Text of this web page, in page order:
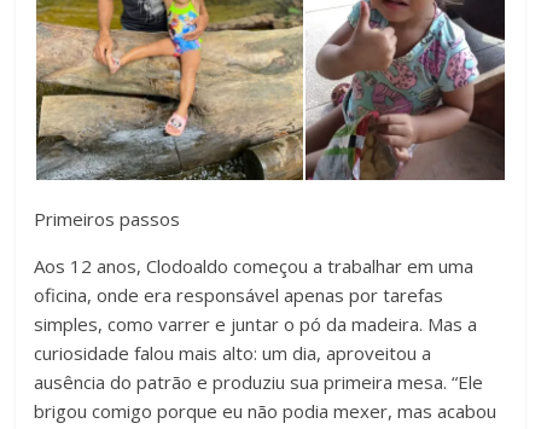
Primeiros passos
Aos 12 anos, Clodoaldo começou a trabalhar em uma
oficina, onde era responsável apenas por tarefas
simples, como varrer e juntar o pó da madeira. Mas a
curiosidade falou mais alto: um dia, aproveitou a
ausência do patrão e produziu sua primeira mesa. “Ele
brigou comigo porque eu não podia mexer, mas acabou